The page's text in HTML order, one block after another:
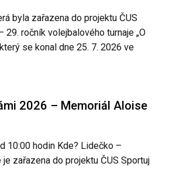
byla zařazena do projektu ČUS
29. ročník volejbalového turnaje „O
se konal dne 25. 7. 2026 ve
2026 – Memoriál Aloise
10:00 hodin Kde? Lidečko –
zařazena do projektu ČUS Sportuj